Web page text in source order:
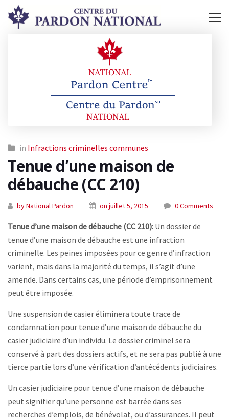
in Infractions criminelles communes
Tenue d’une maison de
débauche (CC 210)
by National Pardon on juillet 5, 2015 0 Comments
Tenue d’une maison de débauche (CC 210): Un dossier de
tenue d’une maison de débauche est une infraction
criminelle. Les peines imposées pour ce genre d’infraction
varient, mais dans la majorité du temps, il s’agit d’une
amende. Dans certains cas, une période d’emprisonnement
peut être imposée.
Une suspension de casier éliminera toute trace de
condamnation pour tenue d’une maison de débauche du
casier judiciaire d’un individu. Le dossier criminel sera
conservé à part des dossiers actifs, et ne sera pas publié à une
tierce partie lors d’une vérification d’antécédents judiciaires.
Un casier judiciaire pour tenue d’une maison de débauche
peut signifier qu’une personne est barrée dans ses
recherches d’emplois, de bénévolat, ou d’assurances. Il peut